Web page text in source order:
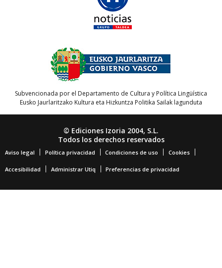
Subvencionada por el Departamento de Cultura y Política Lingüística
Eusko Jaurlaritzako Kultura eta Hizkuntza Politika Sailak lagunduta
© Ediciones Izoria 2004, S.L.
Todos los derechos reservados
Aviso legal Política privacidad Condiciones de uso Cookies
Accesibilidad Administrar Utiq Preferencias de privacidad